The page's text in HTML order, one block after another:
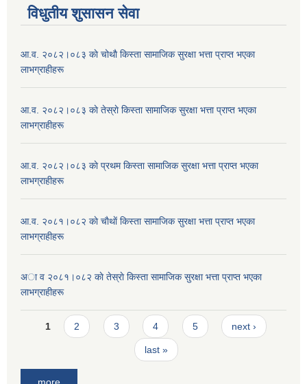
विधुतीय शुसासन सेवा
आ.व. २०८२।०८३ काे चोथाै‌ किस्ता सामाजिक सुरक्षा भत्ता प्राप्त भएका
लाभग्राहीहरू
आ.व. २०८२।०८३ काे तेस्राे किस्ता सामाजिक सुरक्षा भत्ता प्राप्त भएका
लाभग्राहीहरू
आ.व. २०८२।०८३ काे प्रथम किस्ता सामाजिक सुरक्षा भत्ता प्राप्त भएका
लाभग्राहीहरू
आ.व. २०८१।०८२ काे चाैथाें किस्ता सामाजिक सुरक्षा भत्ता प्राप्त भएका
लाभग्राहीहरू
अा व २०८१।०८२ काे तेस्राे किस्ता सामाजिक सुरक्षा भत्ता प्राप्त भएका
लाभग्राहीहरू
Pages
1 2 3 4 5 next ›
last »
more